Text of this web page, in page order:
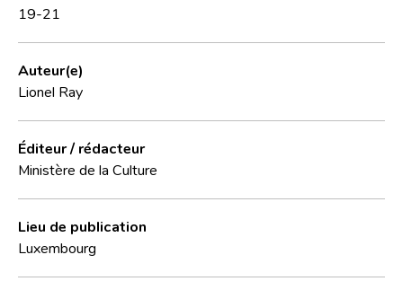
19-21
Auteur(e)
Lionel Ray
Éditeur / rédacteur
Ministère de la Culture
Lieu de publication
Luxembourg